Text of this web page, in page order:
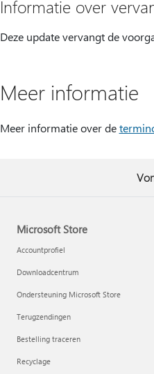
Informatie over
Deze update vervangt de
Meer informatie
Meer informatie over de
Microsoft Store
Accountprofiel
Downloadcentrum
Ondersteuning Microsoft Store
Terugzendingen
Bestelling traceren
Recyclage